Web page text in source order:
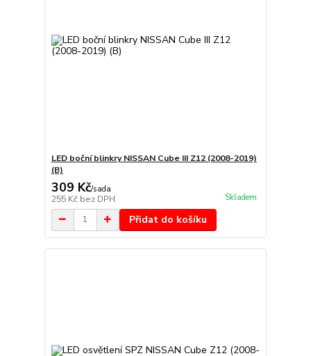
LED boční blinkry NISSAN Cube III Z12 (2008-2019)
(B)
309 Kč/sada
255 Kč bez DPH Skladem
Přidat do košíku